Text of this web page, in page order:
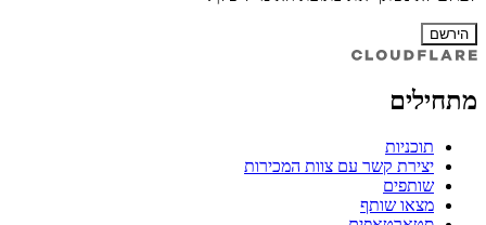
הירשם
מתחילים
תוכניות
יצירת קשר עם צוות המכירות
שותפים
מצאו שותף